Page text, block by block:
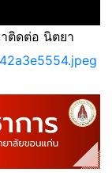
ติดต่อ นิตยา